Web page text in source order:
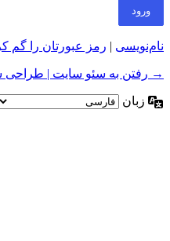
نام‌نویسی | رمز عبورتان را گم
→ رفتن به سئو سایت |
زبان